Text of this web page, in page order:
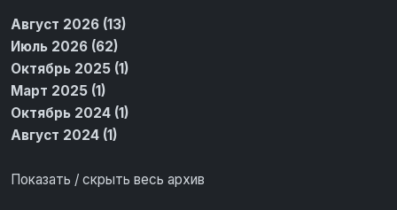
Август 2026 (13)
Июль 2026 (62)
Октябрь 2025 (1)
Март 2025 (1)
Октябрь 2024 (1)
Август 2024 (1)
Показать / скрыть весь архив